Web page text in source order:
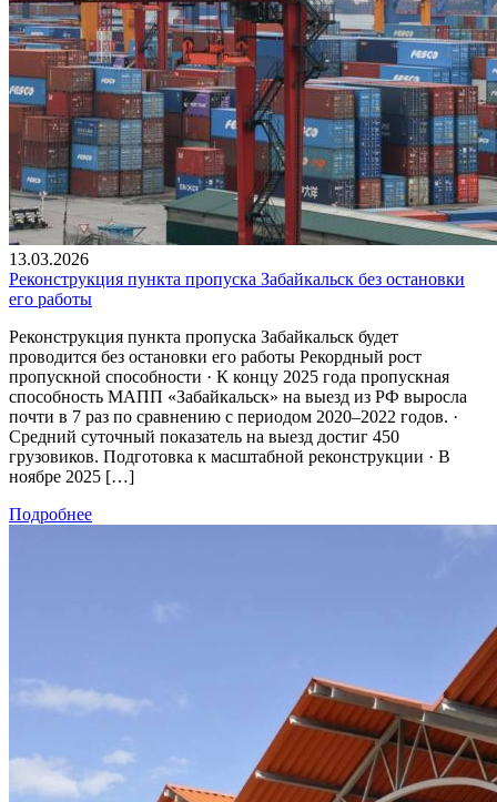
13.03.2026
Реконструкция пункта пропуска Забайкальск без остановки
его работы
Реконструкция пункта пропуска Забайкальск будет
проводится без остановки его работы Рекордный рост
пропускной способности · К концу 2025 года пропускная
способность МАПП «Забайкальск» на выезд из РФ выросла
почти в 7 раз по сравнению с периодом 2020–2022 годов. ·
Средний суточный показатель на выезд достиг 450
грузовиков. Подготовка к масштабной реконструкции · В
ноябре 2025 […]
Подробнее